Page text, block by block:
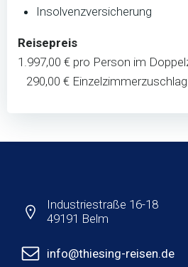
Insolvenzversicherung
Reisepreis
1.997,00 € pro Person im
290,00 € Einzelzimmerzuschlag
Industriestraße 16-18
49191 Belm
info@thiesing-reisen.de